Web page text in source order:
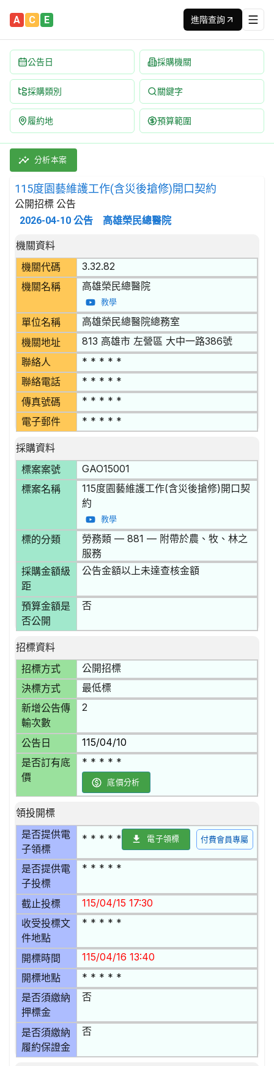
A C E 進階查詢
公告日 採購機關
採購類別 關鍵字
履約地 預算範圍
115度園藝維護工作(含災後搶修)開口契約 招標公告 | 案號：
採購類別：勞務類 附帶於農、牧、林之服務 | 招標方式：
分析本案
115度園藝維護工作(含災後搶修)開口契約
公開招標 公告
2026-04-10 公告 高雄榮民總醫院
招標公告詳細內容
機關資料
機關代碼
3.32.82
機關名稱 高雄榮民總醫院
教學
單位名稱 高雄榮民總醫院總務室
機關地址 813 高雄市 左營區 大中一路386號
聯絡人 * * * * *
聯絡電話 * * * * *
傳真號碼 * * * * *
電子郵件 * * * * *
採購資料
標案案號
GAO15001
標案名稱
115度園藝維護工作(含災後搶修)開口契
約
教學
標的分類
勞務類 — 881 — 附帶於農、牧、林之
服務
採購金額級
距
公告金額以上未達查核金額
預算金額是
否公開
否
招標資料
招標方式
公開招標
決標方式 最低標
新增公告傳
輸次數
2
公告日 115/04/10
是否訂有底
價
* * * * *
底價分析
領投開標
是否提供電
子領標
* * * * * 電子領標 付費會員專屬
是否提供電
子投標
* * * * *
截止投標 115/04/15 17:30
收受投標文
件地點
* * * * *
開標時間 115/04/16 13:40
開標地點 * * * * *
是否須繳納
押標金
否
是否須繳納
履約保證金
否